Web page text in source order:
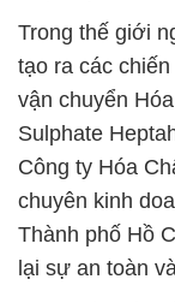
Trong thế giới
tạo ra các
vận chuyển
Sulphate
Công ty Hóa
chuyên kinh
Thành phố Hồ
lại sự an toàn